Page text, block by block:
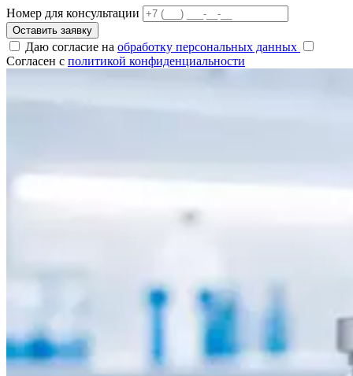
Номер для консультации
Оставить заявку
Даю согласие на обработку персональных данных
Согласен с политикой конфиденциальности